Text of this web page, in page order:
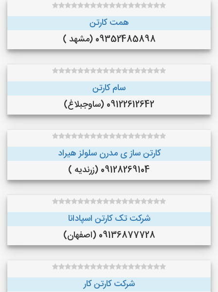
همت کارتن
09352485898 (مشهد )
سام کارتن
09122612642 (ساوجبلاغ)
کارتن ساز ی مدرن سلولز هیراد
09128269104 (زرندیه )
شرکت تک کارتن اسپادانا
09136877728 (اصفهان)
شرکت کارتن کار